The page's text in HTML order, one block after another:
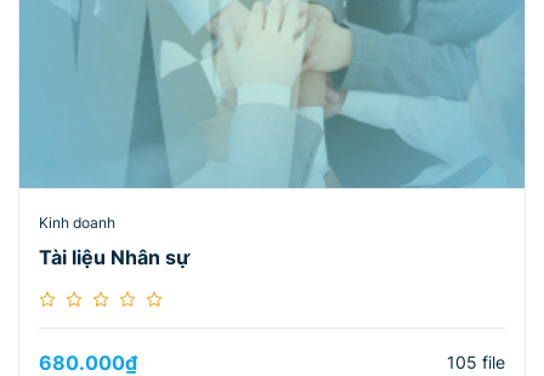
Kinh doanh
Tài liệu Nhân sự
680.000₫ 105 file